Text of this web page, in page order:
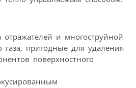
отражателей и многоструйной
газа, пригодные для удаления
поверхностного